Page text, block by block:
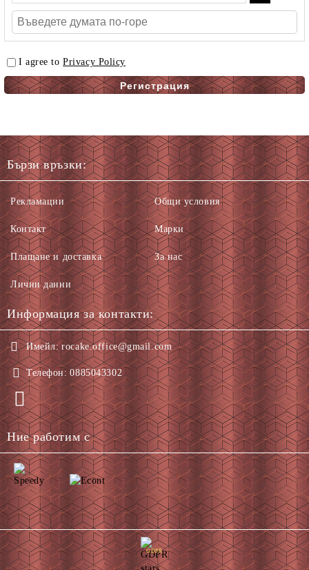
I agree toPrivacy Policy
Бързи връзки:
Рекламации
Контакт
Плащане и доставка
Лични данни
Общи условия
Марки
За нас
Информация за контакти:
Имейл: rocake.office@gmail.com
Телефон: 0885043302
Ние работим с
GDPR